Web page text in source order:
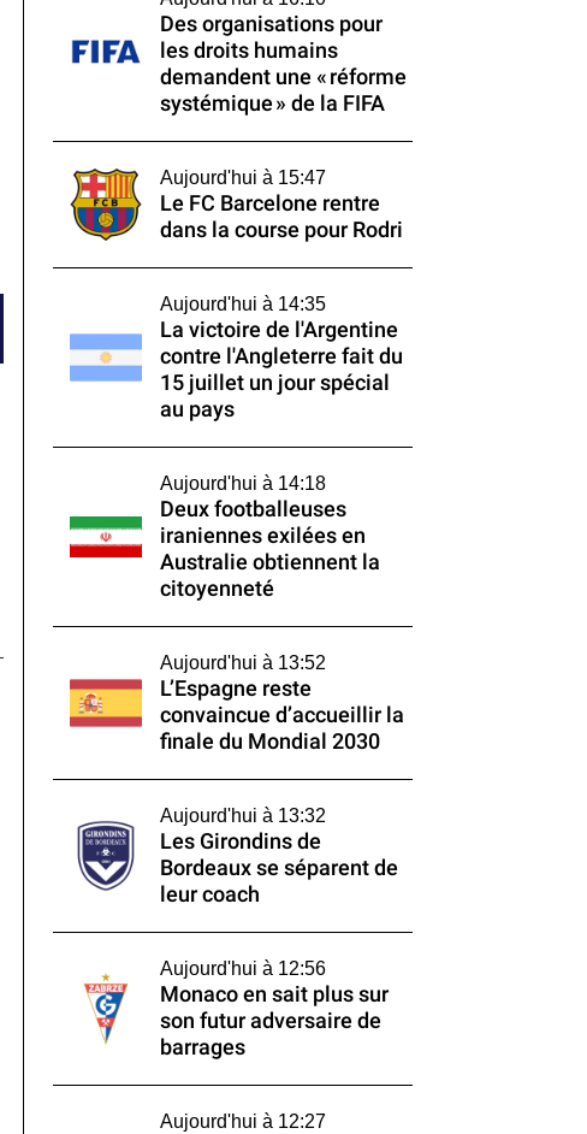
Des organisations pour
les droits humains
demandent une « réforme
systémique » de la FIFA
Aujourd'hui à 15:47
Le FC Barcelone rentre
dans la course pour Rodri
Aujourd'hui à 14:35
La victoire de l'Argentine
contre l'Angleterre fait du
15 juillet un jour spécial
au pays
Aujourd'hui à 14:18
Deux footballeuses
iraniennes exilées en
Australie obtiennent la
citoyenneté
Aujourd'hui à 13:52
L’Espagne reste
convaincue d’accueillir la
finale du Mondial 2030
Aujourd'hui à 13:32
Les Girondins de
Bordeaux se séparent de
leur coach
Aujourd'hui à 12:56
Monaco en sait plus sur
son futur adversaire de
barrages
Aujourd'hui à 12:27